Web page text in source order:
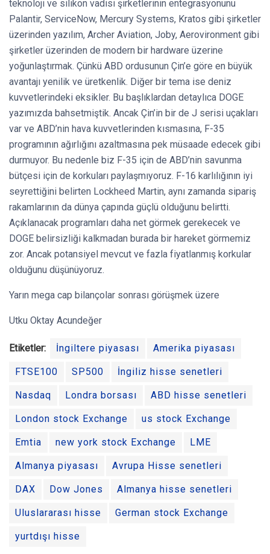
teknoloji ve silikon vadisi şirketlerinin entegrasyonunu
Palantir, ServiceNow, Mercury Systems, Kratos gibi şirketler
üzerinden yazılım, Archer Aviation, Joby, Aerovironment gibi
şirketler üzerinden de modern bir hardware üzerine
yoğunlaştırmak. Çünkü ABD ordusunun Çin’e göre en büyük
avantajı yenilik ve üretkenlik. Diğer bir tema ise deniz
kuvvetlerindeki eksikler. Bu başlıklardan detaylıca DOGE
yazımızda bahsetmiştik. Ancak Çin’in bir de J serisi uçakları
var ve ABD’nin hava kuvvetlerinden kısmasına, F-35
programının ağırlığını azaltmasına pek müsaade edecek gibi
durmuyor. Bu nedenle biz F-35 için de ABD’nin savunma
bütçesi için de korkuları paylaşmıyoruz. F-16 karlılığının iyi
seyrettiğini belirten Lockheed Martin, aynı zamanda sipariş
rakamlarının da dünya çapında güçlü olduğunu belirtti.
Açıklanacak programları daha net görmek gerekecek ve
DOGE belirsizliği kalkmadan burada bir hareket görmemiz
zor. Ancak potansiyel mevcut ve fazla fiyatlanmış korkular
olduğunu düşünüyoruz.
Yarın mega cap bilançolar sonrası görüşmek üzere
Utku Oktay Acundeğer
Etiketler: İngiltere piyasası Amerika piyasası
FTSE100 SP500 İngiliz hisse senetleri
Nasdaq Londra borsası ABD hisse senetleri
London stock Exchange us stock Exchange
Emtia new york stock Exchange LME
Almanya piyasası Avrupa Hisse senetleri
DAX Dow Jones Almanya hisse senetleri
Uluslararası hisse German stock Exchange
yurtdışı hisse